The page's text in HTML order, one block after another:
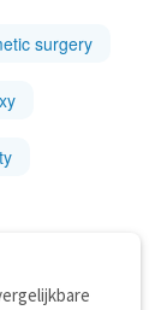
surgery